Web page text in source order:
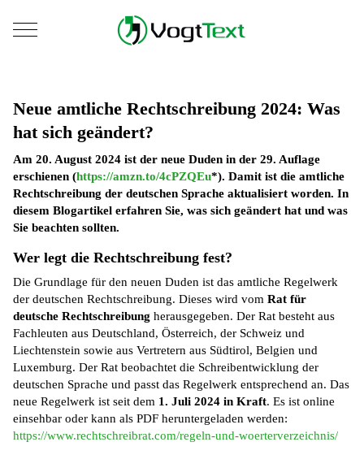
Mobile Menu Toggle
Neue amtliche Rechtschreibung 2024: Was
hat sich geändert?
Am 20. August 2024 ist der neue Duden in der 29. Auflage
erschienen (https://amzn.to/4cPZQEu*). Damit ist die amtliche
Rechtschreibung der deutschen Sprache aktualisiert worden. In
diesem Blogartikel erfahren Sie, was sich geändert hat und was
Sie beachten sollten.
Wer legt die Rechtschreibung fest?
Die Grundlage für den neuen Duden ist das amtliche Regelwerk
der deutschen Rechtschreibung. Dieses wird vomRat für
deutsche Rechtschreibung herausgegeben. Der Rat besteht aus
Fachleuten aus Deutschland, Österreich, der Schweiz und
Liechtenstein sowie aus Vertretern aus Südtirol, Belgien und
Luxemburg. Der Rat beobachtet die Schreibentwicklung der
deutschen Sprache und passt das Regelwerk entsprechend an. Das
neue Regelwerk ist seit dem 1. Juli 2024 in Kraft. Es ist online
einsehbar oder kann als PDF heruntergeladen werden:
https://www.rechtschreibrat.com/regeln-und-woerterverzeichnis/